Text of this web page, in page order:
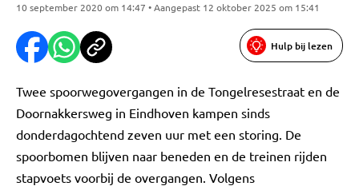
10 september 2020 om 14:47 • Aangepast 12 oktober 2025 om 15:41
Hulp bij lezen
Twee spoorwegovergangen in de Tongelresestraat en de
Doornakkersweg in Eindhoven kampen sinds
donderdagochtend zeven uur met een storing. De
spoorbomen blijven naar beneden en de treinen rijden
stapvoets voorbij de overgangen. Volgens